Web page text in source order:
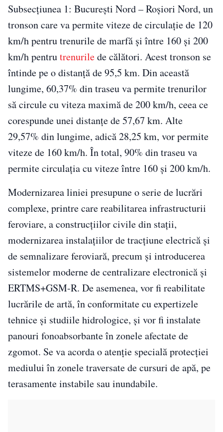
Subsecțiunea 1: București Nord – Roșiori Nord, un
tronson care va permite viteze de circulație de 120
km/h pentru trenurile de marfă și între 160 și 200
km/h pentrutrenurilede călători. Acest tronson se
întinde pe o distanță de 95,5 km. Din această
lungime, 60,37% din traseu va permite trenurilor
să circule cu viteza maximă de 200 km/h, ceea ce
corespunde unei distanțe de 57,67 km. Alte
29,57% din lungime, adică 28,25 km, vor permite
viteze de 160 km/h. În total, 90% din traseu va
permite circulația cu viteze între 160 și 200 km/h.
Modernizarea liniei presupune o serie de lucrări
complexe, printre care reabilitarea infrastructurii
feroviare, a construcțiilor civile din stații,
modernizarea instalațiilor de tracțiune electrică și
de semnalizare feroviară, precum și introducerea
sistemelor moderne de centralizare electronică și
ERTMS+GSM-R. De asemenea, vor fi reabilitate
lucrările de artă, în conformitate cu expertizele
tehnice și studiile hidrologice, și vor fi instalate
panouri fonoabsorbante în zonele afectate de
zgomot. Se va acorda o atenție specială protecției
mediului în zonele traversate de cursuri de apă, pe
terasamente instabile sau inundabile.